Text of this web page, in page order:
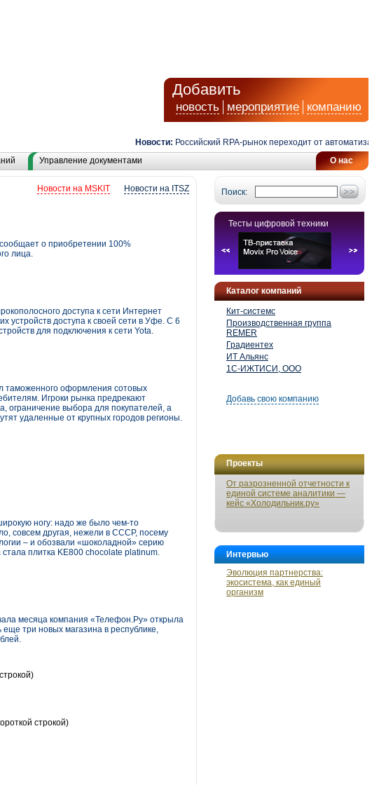
Добавить
новость мероприятие компанию
Новости: Российский RPA-рынок переходит от автоматизации
О нас
Управление документами
Поиск:
Тесты цифровой техники
Каталог компаний
Кит-системс
Производственная группа
REMER
Градиентех
ИТ Альянс
1С-ИЖТИСИ, ООО
Добавь свою компанию
Проекты
От разрозненной отчетности к
единой системе аналитики —
кейс «Холодильник.ру»
Интервью
Эволюция партнерства:
экосистема, как единый
организм
Новости на ITSZ
Новости на MSKIT
о приобретении 100%
лица.
доступа к сети Интернет
устройств доступа к своей сети в Уфе. С 6
для подключения к сети Yota.
таможенного оформления сотовых
Игроки рынка предрекают
ограничение выбора для покупателей, а
удаленные от крупных городов регионы.
ногу: надо же было чем-то
совсем другая, нежели в СССР, посему
– и обозвали «шоколадной» серию
плитка KE800 chocolate platinum.
месяца компания «Телефон.Ру» открыла
три новых магазина в республике,
строкой)